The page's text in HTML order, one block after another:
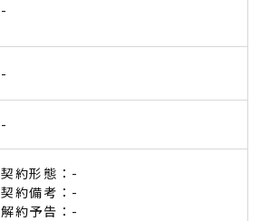
-
-
-
契約形態：-
契約備考：-
解約予告：-